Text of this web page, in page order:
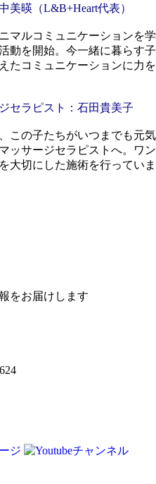
美暎（L&B+Heart代表）
マルコミュニケーションを学
動を開始。今一緒に暮らす子
たコミュニケーションに力を
セラピスト：石田貴美子
この子たちがいつまでも元気
ッサージセラピストへ。ワン
大切にした施術を行っていま
をお届けします